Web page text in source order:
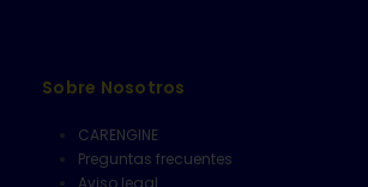
Sobre Nosotros
CARENGINE
Preguntas frecuentes